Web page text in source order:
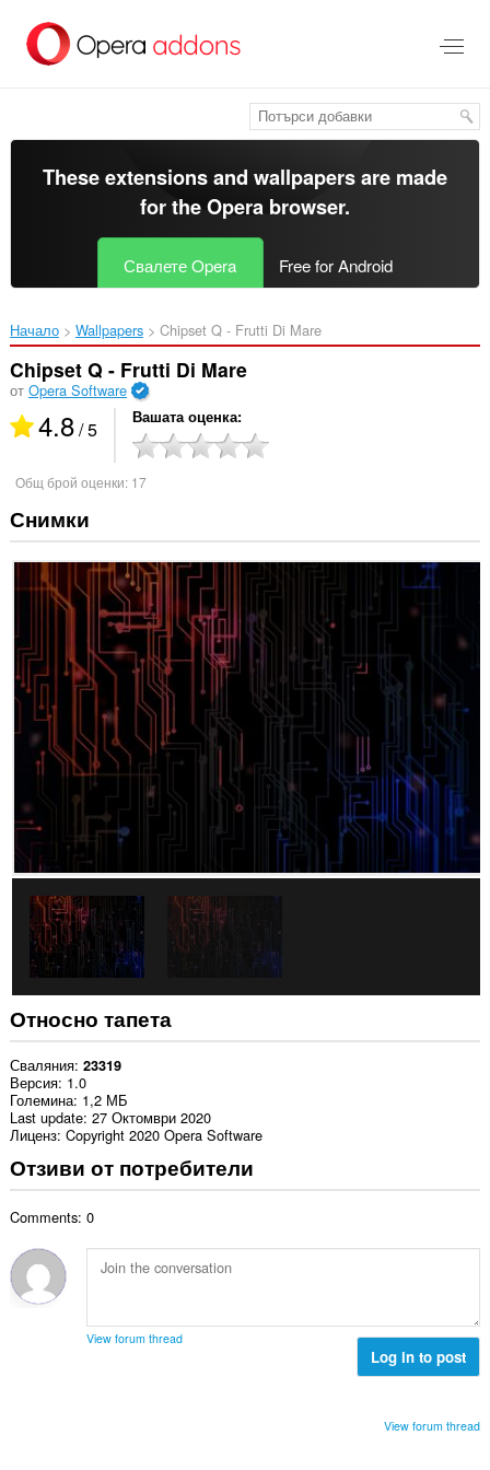
главното
съдържание
These extensions and wallpapers are made
for theOpera browser.
Свалете Opera Free for Android
Начало Wallpapers Chipset Q - Frutti Di Mare‎
Chipset Q - Frutti Di Mare
от Opera Software
4.8/ 5 Вашата оценка
Общ брой оценки: 17
Снимки
Относно тапета
Сваляния 23319
Версия 1.0
Големина 1,2 МБ
Last update 27 Октомври 2020
Лиценз Copyright 2020 Opera Software
Отзиви от потребители
Comments: 0
View forum thread
Log in to post
View forum thread